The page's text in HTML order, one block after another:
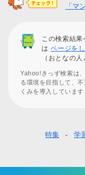
「マ
この検索結
はページを
（おとなの
Yahoo!きっず検索は
る環境を目指して、
くみを導入しています
タ
特集 学